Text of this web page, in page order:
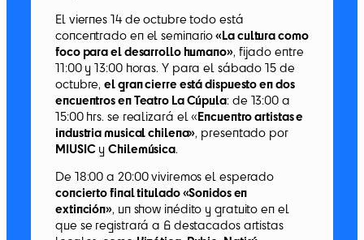
El viernes 14 de octubre todo está
concentrado en el seminario«La cultura como
foco para el desarrollo humano», fijado entre
11:00 y 13:00 horas. Y para el sábado 15 de
octubre,el gran cierre está dispuesto en dos
encuentros en Teatro La Cúpula: de 13:00 a
15:00 hrs. se realizará el «Encuentro artistas e
industria musical chilena», presentado por
MIUSICyChilemúsica.
De 18:00 a 20:00 viviremos el esperado
concierto final titulado «Sonidos en
extinción», un show inédito y gratuito en el
que se registrará a 6 destacados artistas